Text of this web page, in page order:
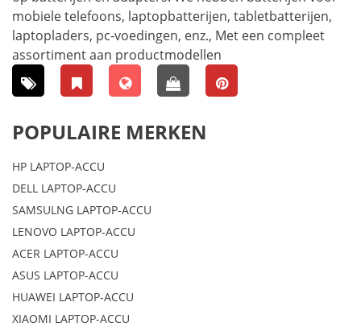
mobiele telefoons, laptopbatterijen, tabletbatterijen,
laptopladers, pc-voedingen, enz., Met een compleet
assortiment aan productmodellen
POPULAIRE MERKEN
HP LAPTOP-ACCU
DELL LAPTOP-ACCU
SAMSULNG LAPTOP-ACCU
LENOVO LAPTOP-ACCU
ACER LAPTOP-ACCU
ASUS LAPTOP-ACCU
HUAWEI LAPTOP-ACCU
XIAOMI LAPTOP-ACCU